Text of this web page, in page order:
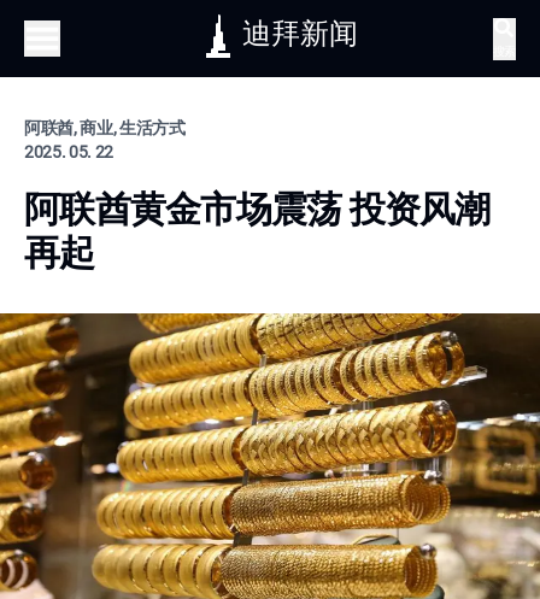
迪拜新闻
阿联酋, 商业, 生活方式
2025. 05. 22
阿联酋黄金市场震荡 投资风潮
再起